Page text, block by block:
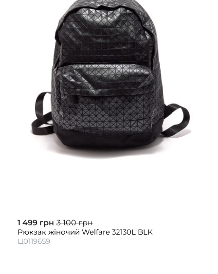
1 499 грн 3 100 грн
Рюкзак жіночий Welfare 32130L BLK
Ц0119659